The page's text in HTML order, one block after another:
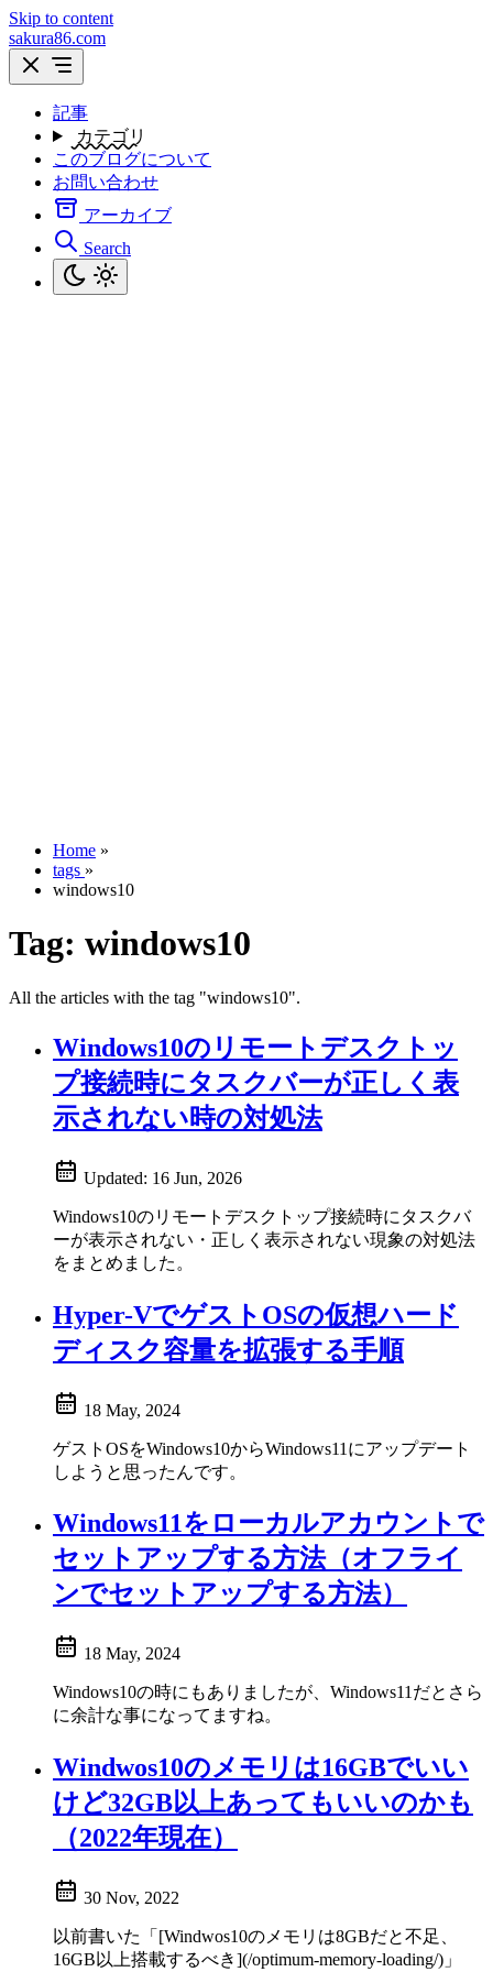
Skip to content
sakura86.com
記事
カテゴリ
このブログについて
お問い合わせ
アーカイブ
Search
Home »
tags »
windows10
Tag: windows10
All the articles with the tag "windows10".
Windows10のリモートデスクトッ
プ接続時にタスクバーが正しく表
示されない時の対処法
Updated: 16 Jun, 2026
Windows10のリモートデスクトップ接続時にタスクバ
ーが表示されない・正しく表示されない現象の対処法
をまとめました。
Hyper-VでゲストOSの仮想ハード
ディスク容量を拡張する手順
18 May, 2024
ゲストOSをWindows10からWindows11にアップデート
しようと思ったんです。
Windows11をローカルアカウントで
セットアップする方法（オフライ
ンでセットアップする方法）
18 May, 2024
Windows10の時にもありましたが、Windows11だとさら
に余計な事になってますね。
Windwos10のメモリは16GBでいい
けど32GB以上あってもいいのかも
（2022年現在）
30 Nov, 2022
以前書いた「[Windwos10のメモリは8GBだと不足、
16GB以上搭載するべき](/optimum-memory-loading/)」